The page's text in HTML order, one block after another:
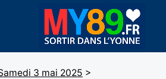
3 mai 2025 >